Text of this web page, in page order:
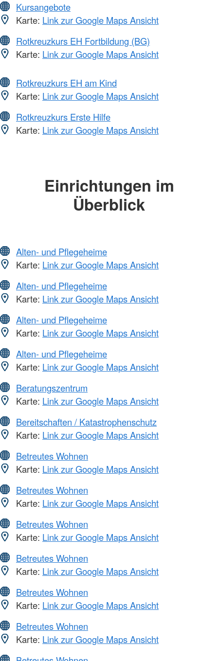
Kursangebote
Karte: Link zur Google Maps Ansicht
Rotkreuzkurs EH Fortbildung (BG)
Karte: Link zur Google Maps Ansicht
Rotkreuzkurs EH am Kind
Karte: Link zur Google Maps Ansicht
Rotkreuzkurs Erste Hilfe
Karte: Link zur Google Maps Ansicht
Einrichtungen im
Überblick
Alten- und Pflegeheime
Karte: Link zur Google Maps Ansicht
Alten- und Pflegeheime
Karte: Link zur Google Maps Ansicht
Alten- und Pflegeheime
Karte: Link zur Google Maps Ansicht
Alten- und Pflegeheime
Karte: Link zur Google Maps Ansicht
Beratungszentrum
Karte: Link zur Google Maps Ansicht
Bereitschaften / Katastrophenschutz
Karte: Link zur Google Maps Ansicht
Betreutes Wohnen
Karte: Link zur Google Maps Ansicht
Betreutes Wohnen
Karte: Link zur Google Maps Ansicht
Betreutes Wohnen
Karte: Link zur Google Maps Ansicht
Betreutes Wohnen
Karte: Link zur Google Maps Ansicht
Betreutes Wohnen
Karte: Link zur Google Maps Ansicht
Betreutes Wohnen
Karte: Link zur Google Maps Ansicht